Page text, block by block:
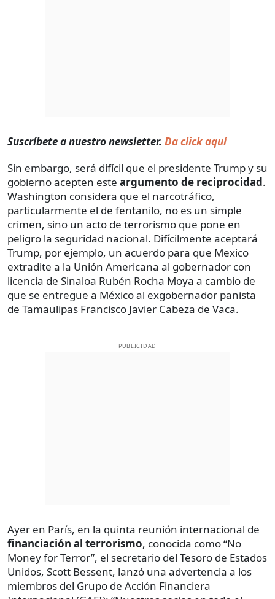
Suscríbete a nuestro newsletter. Da click aquí
Sin embargo, será difícil que el presidente Trump y su
gobierno acepten este argumento de reciprocidad.
Washington considera que el narcotráfico,
particularmente el de fentanilo, no es un simple
crimen, sino un acto de terrorismo que pone en
peligro la seguridad nacional. Difícilmente aceptará
Trump, por ejemplo, un acuerdo para que Mexico
extradite a la Unión Americana al gobernador con
licencia de Sinaloa Rubén Rocha Moya a cambio de
que se entregue a México al exgobernador panista
de Tamaulipas Francisco Javier Cabeza de Vaca.
PUBLICIDAD
Ayer en París, en la quinta reunión internacional de
financiación al terrorismo, conocida como “No
Money for Terror”, el secretario del Tesoro de Estados
Unidos, Scott Bessent, lanzó una advertencia a los
miembros del Grupo de Acción Financiera